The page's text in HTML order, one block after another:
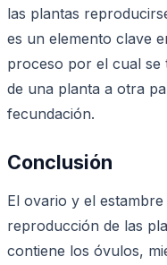
las plantas
es un elemento clave
proceso por el cual se
de una planta a otra
fecundación.
Conclusión
El ovario y el
reproducción de las
contiene los óvulos,